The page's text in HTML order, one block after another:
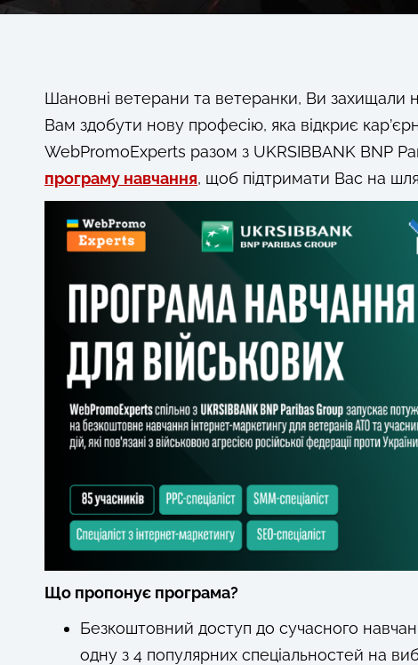
Шановні ветерани та ветеранки, Ви захищали
Вам здобути нову професію, яка відкриє
WebPromoExperts разом з UKRSIBBANK BNP
програму навчання, щоб підтримати Вас на
Що пропонує програма?
Безкоштовний доступ до сучасного
одну з 4 популярних спеціальностей на